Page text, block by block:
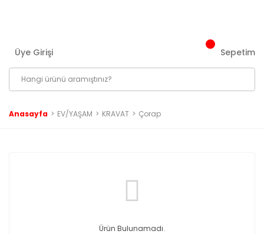
Üye Girişi Sepetim
Anasayfa EV/YAŞAM KRAVAT Çorap
Ürün Bulunamadı.